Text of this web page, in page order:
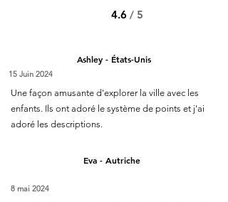
4.6 / 5
Ashley - États-Unis
15 Juin 2024
Une façon amusante d'explorer la ville avec les
enfants. Ils ont adoré le système de points et j'ai
adoré les descriptions.
Eva - Autriche
8 mai 2024